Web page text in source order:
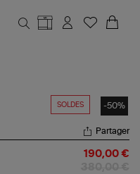
SOLDES -50%
Partager
190,00 €